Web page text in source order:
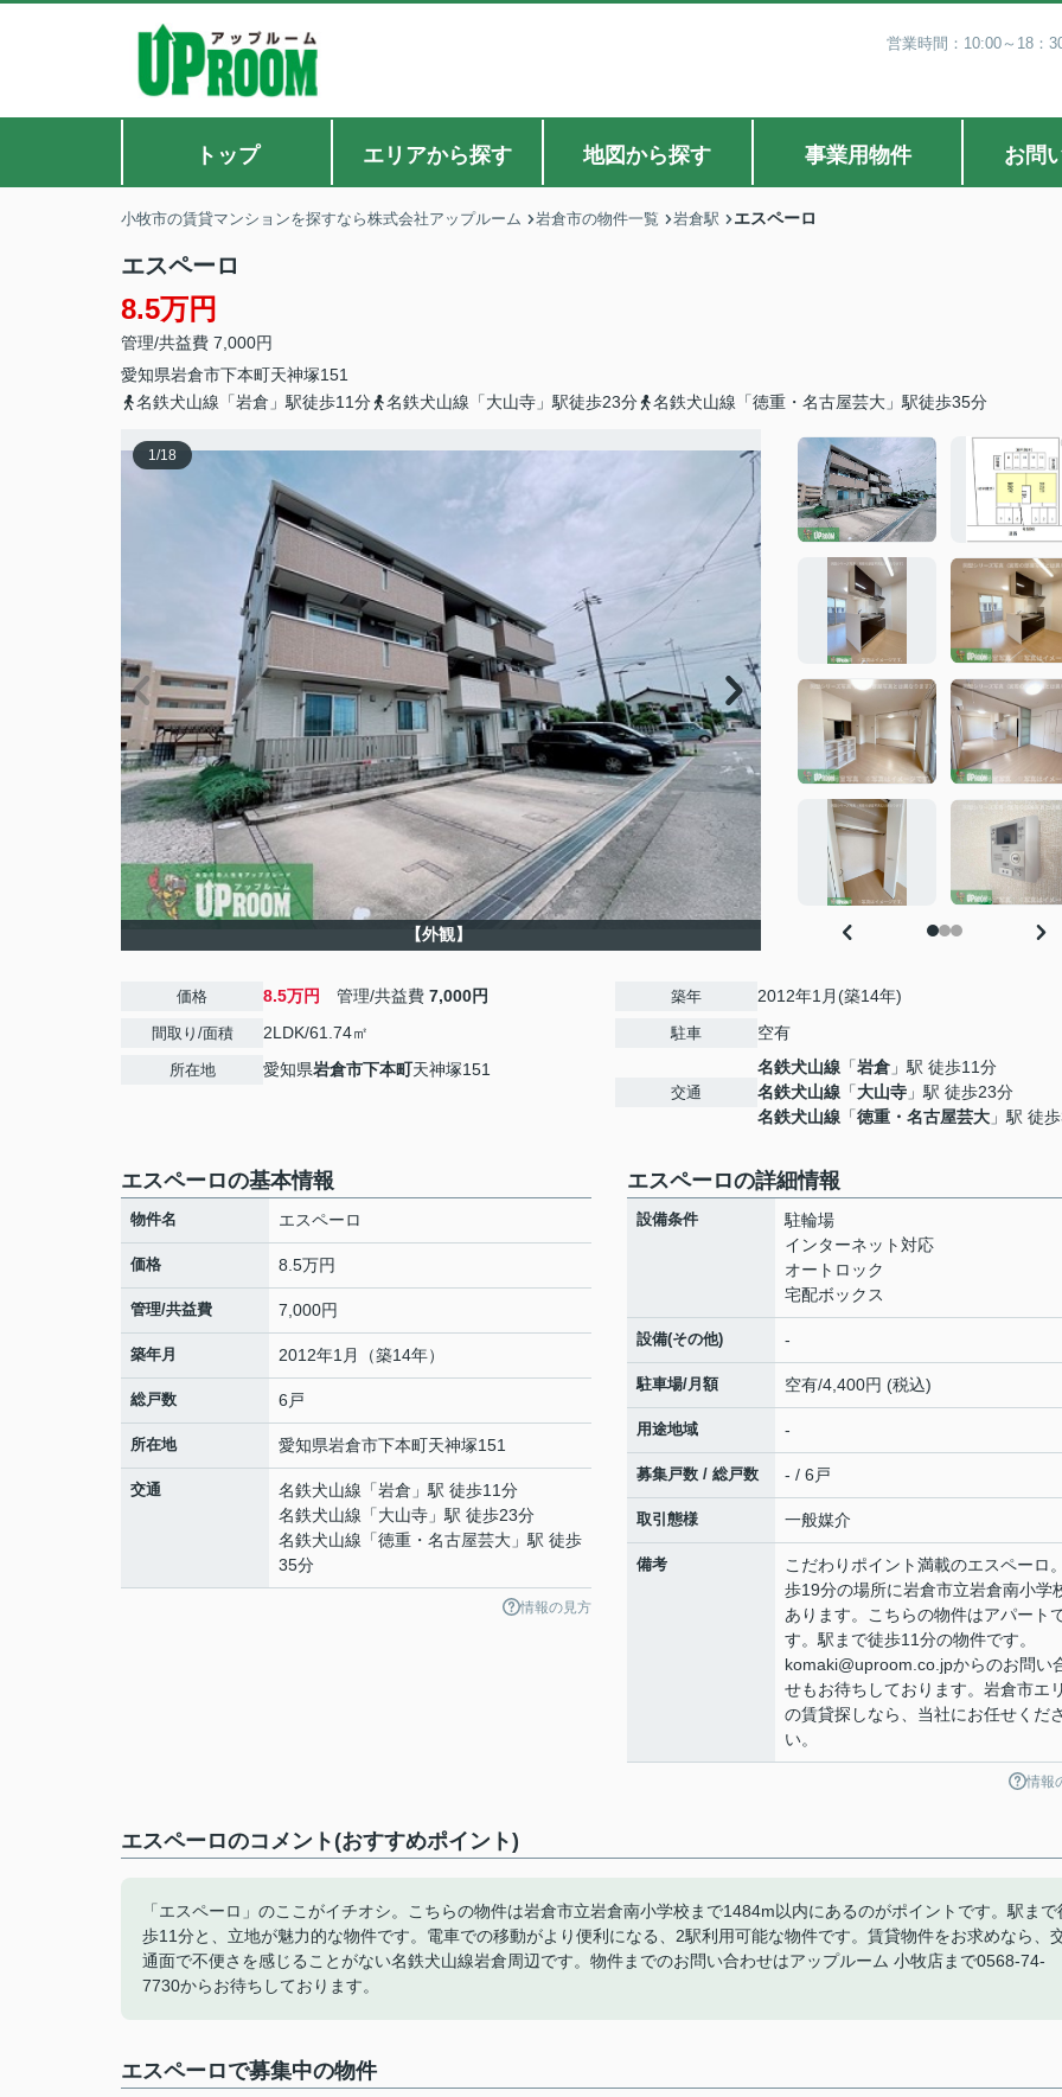
営業時間：10:00～18：
トップ エリアから探す 地図から探す 事業用物件 お問
小牧市の賃貸マンションを探すなら株式会社アップルーム 岩倉市の物件一覧 岩倉駅 エスペーロ
エスペーロ
8.5万円
管理/共益費 7,000円
愛知県岩倉市下本町天神塚151
名鉄犬山線「岩倉」駅徒歩11分
名鉄犬山線「大山寺」駅徒歩23分 名鉄犬山線「徳重・名古屋芸大」駅徒歩35分
1/18
【外観】
価格 8.5万円 管理/共益費 7,000円
間取り/面積 2LDK/61.74㎡
所在地 愛知県岩倉市下本町天神塚151
築年 2012年1月(築14年)
駐車 空有
交通
名鉄犬山線 「岩倉 」駅 徒歩11分
名鉄犬山線 「大山寺 」駅 徒歩23分
名鉄犬山線 「徳重・名古屋芸大 」駅 徒
エスペーロの基本情報
物件名 エスペーロ
価格 8.5万円
管理/共益費 7,000円
築年月 2012年1月（築14年）
総戸数 6戸
所在地 愛知県岩倉市下本町天神塚151
交通 名鉄犬山線 「岩倉 」駅 徒歩11分
名鉄犬山線 「大山寺 」駅 徒歩23分
名鉄犬山線 「徳重・名古屋芸大 」駅 徒歩
35分
情報の見方
エスペーロの詳細情報
設備条件
駐輪場
インターネット対応
オートロック
宅配ボックス
設備(その他) -
駐車場/月額 空有/4,400円 (税込)
用途地域 -
募集戸数 / 総戸数 - / 6戸
取引態様 一般媒介
備考
こだわりポイント満載のエスペーロ
歩19分の場所に岩倉市立岩倉南小学
あります。こちらの物件はアパート
す。駅まで徒歩11分の物件です。
komaki@uproom.co.jpからのお問い
せもお待ちしております。岩倉市エ
の賃貸探しなら、当社にお任せくだ
い。
情報
エスペーロのコメント(おすすめポイント)
「エスペーロ」のここがイチオシ。こちらの物件は岩倉市立岩倉南小学校まで1484m以内にあるのがポイントです。駅まで
歩11分と、立地が魅力的な物件です。電車での移動がより便利になる、2駅利用可能な物件です。賃貸物件をお求めなら、
通面で不便さを感じることがない名鉄犬山線岩倉周辺です。物件までのお問い合わせはアップルーム 小牧店まで0568-74-
7730からお待ちしております。
エスペーロで募集中の物件